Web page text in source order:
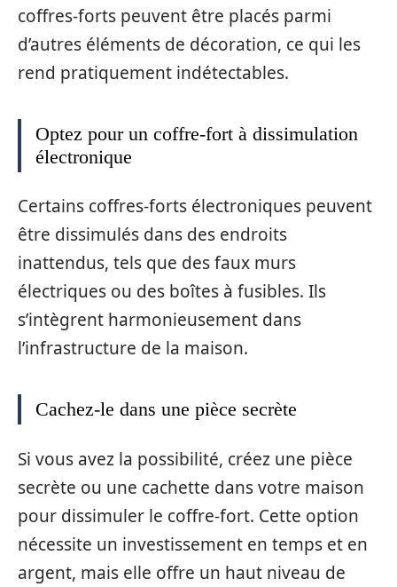
coffres-forts peuvent être placés parmi
d’autres éléments de décoration, ce qui les
rend pratiquement indétectables.
Optez pour un coffre-fort à dissimulation
électronique
Certains coffres-forts électroniques peuvent
être dissimulés dans des endroits
inattendus, tels que des faux murs
électriques ou des boîtes à fusibles. Ils
s’intègrent harmonieusement dans
l’infrastructure de la maison.
Cachez-le dans une pièce secrète
Si vous avez la possibilité, créez une pièce
secrète ou une cachette dans votre maison
pour dissimuler le coffre-fort. Cette option
nécessite un investissement en temps et en
argent, mais elle offre un haut niveau de